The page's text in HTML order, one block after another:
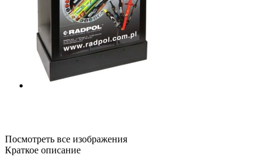
Посмотреть все изображения
Краткое описание